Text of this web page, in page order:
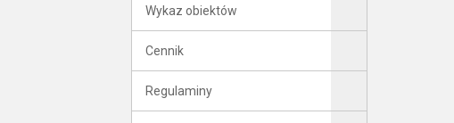
Wykaz obiektów
Cennik
Regulaminy